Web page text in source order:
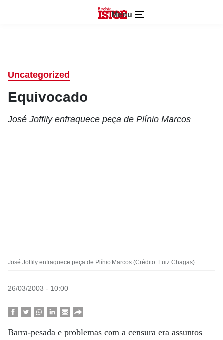
Menu
Uncategorized
Equivocado
José Joffily enfraquece peça de Plínio Marcos
José Joffily enfraquece peça de Plínio Marcos (Crédito: Luiz Chagas)
26/03/2003 - 10:00
Barra-pesada e problemas com a censura era assuntos